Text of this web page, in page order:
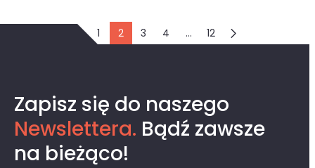
1 2 3 4 … 12
Zapisz się do naszego
Newslettera. Bądź zawsze
na bieżąco!